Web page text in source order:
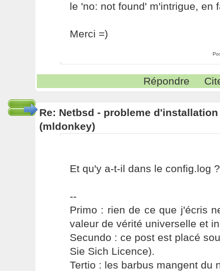
le 'no: not found' m'intrigue, en
Merci =)
Répondre
Re: Netbsd - probleme
(mldonkey)
Et qu'y a-t-il dans le config.log ?
--
Primo : rien de ce que j'écris
valeur de vérité universelle et
Secundo : ce post est placé
Sie Sich Licence).
Tertio : les barbus mangent du